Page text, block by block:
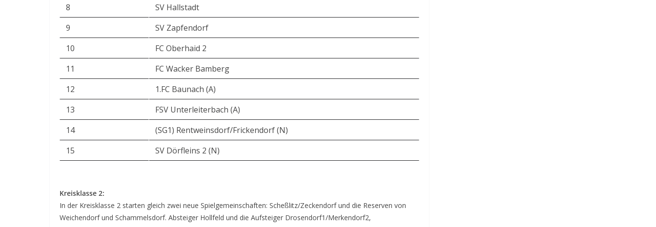
8
SV Hallstadt
9
SV Zapfendorf
10
FC Oberhaid 2
11
FC Wacker Bamberg
12
1.FC Baunach (A)
13
FSV Unterleiterbach (A)
14
(SG1) Rentweinsdorf/Frickendorf (N)
15
SV Dörfleins 2 (N)
Kreisklasse 2:
In der Kreisklasse 2 starten gleich zwei neue Spielgemeinschaften: Scheßlitz/Zeckendorf und die Reserven von
Weichendorf und Schammelsdorf. Absteiger Hollfeld und die Aufsteiger Drosendorf1/Merkendorf2,